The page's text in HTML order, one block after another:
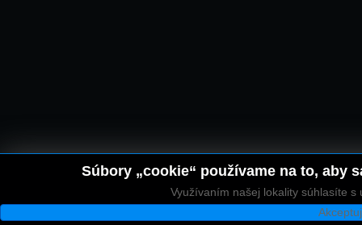
Súbory „cookie“ používame na to, aby
Využívaním našej lokality súhlasíte s